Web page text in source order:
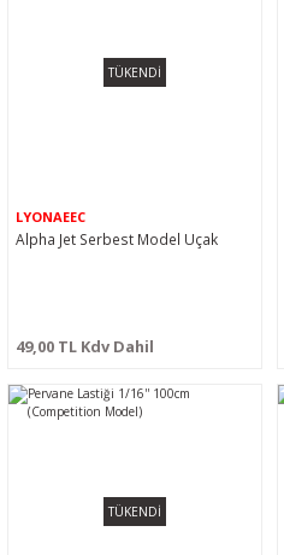
TÜKENDİ
LYONAEEC
Alpha Jet Serbest Model Uçak
49,00 TL Kdv Dahil
TÜKENDİ